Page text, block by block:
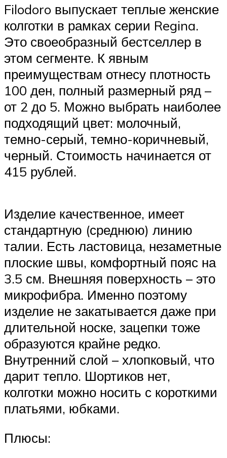
Filodoro выпускает теплые женские
колготки в рамках серии Regina.
Это своеобразный бестселлер в
этом сегменте. К явным
преимуществам отнесу плотность
100 ден, полный размерный ряд –
от 2 до 5. Можно выбрать наиболее
подходящий цвет: молочный,
темно-серый, темно-коричневый,
черный. Стоимость начинается от
415 рублей.
Изделие качественное, имеет
стандартную (среднюю) линию
талии. Есть ластовица, незаметные
плоские швы, комфортный пояс на
3.5 см. Внешняя поверхность – это
микрофибра. Именно поэтому
изделие не закатывается даже при
длительной носке, зацепки тоже
образуются крайне редко.
Внутренний слой – хлопковый, что
дарит тепло. Шортиков нет,
колготки можно носить с короткими
платьями, юбками.
Плюсы: